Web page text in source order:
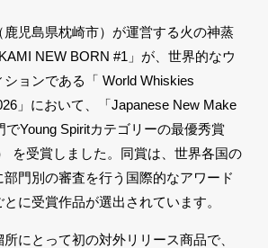
児島県枕崎市）が運営する火の神蒸
NEW BORN #1」が、世界的なウ
ョンである「 World Whiskies
」において、「Japanese New Make
でYoung Spiritカテゴリーの最優秀賞
を受賞しました。同賞は、世界各国の
門別の審査を行う国際的なアワード
に受賞作品が選出されています。
にとって初の対外リリース商品で、